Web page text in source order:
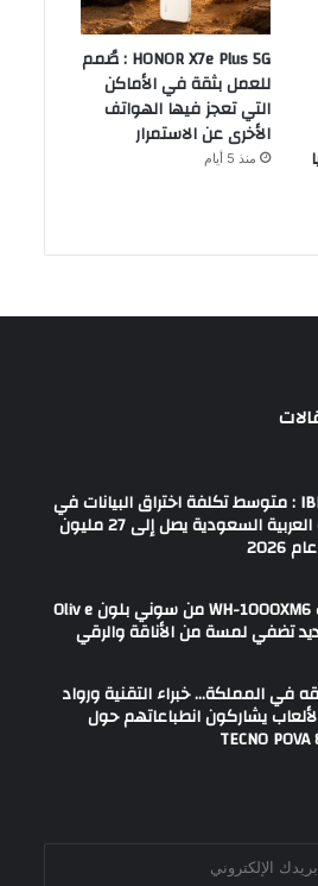
HONOR X7e Plus 5G : صُمم
للعمل بثقة في الأماكن
التي تعجز فيها الهواتف
الأخرى عن الاستمرار
منذ 5 أيام
دراسة IBM : متوسط تكلفة اختراق البيانات في
المملكة العربية السعودية يصل إلى 27 مليون
سماعات WH-1000XM6 من سوني بلون Oliv e
في المملكة… خبراء التقنية ورواد
يشاركون انطباعاتهم حول
TECNO